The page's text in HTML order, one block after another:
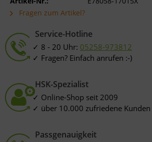
Fragen zum Artikel?
Service-Hotline
8 - 20 Uhr: 05258-973812
Fragen? Einfach anrufen :-)
HSK-Spezialist
Online-Shop seit 2009
über 10.000 zufriedene Kunden
Passgenauigkeit
Verwendung von Profilen zur Auswahl
Messung der Werbeleistung
Messung der Performance von Inhalten
Daten aus verschiedenen Quellen
Verwendung reduzierter Daten zur Auswahl von
Besondere Features: